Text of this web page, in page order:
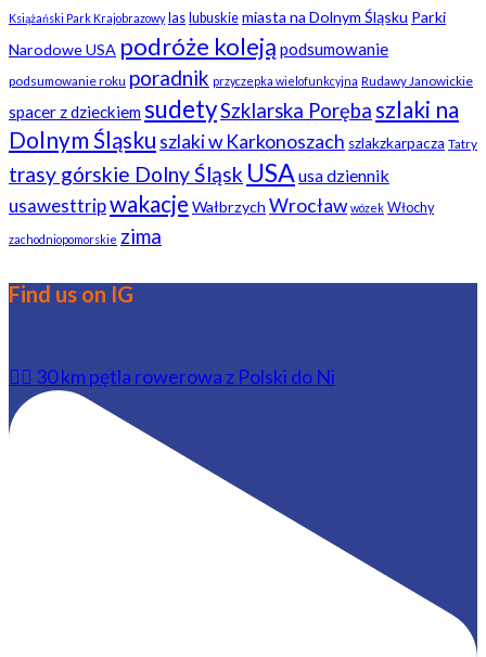
Książański Park Krajobrazowy las lubuskie miasta na Dolnym Śląsku Parki
Narodowe USA podróże koleją podsumowanie
podsumowanie roku poradnik przyczepka wielofunkcyjna Rudawy Janowickie
spacer z dzieckiemsudetySzklarska Porębaszlaki na
Dolnym Śląsku szlaki w Karkonoszach szlakzkarpacza Tatry
trasy górskie Dolny Śląsk USAusa dziennik
usawesttripwakacje Wałbrzych Wrocław wózek Włochy
zachodniopomorskie zima
Find us on IG
🚴‍♂️ 30 km pętla rowerowa z Polski do Ni